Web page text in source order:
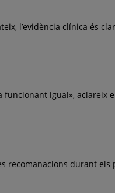
l’evidència clínica és
igual», aclareix
recomanacions durant els